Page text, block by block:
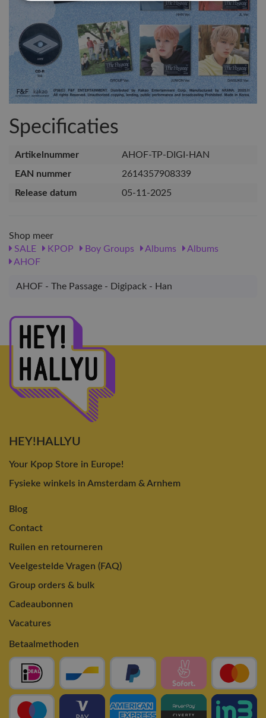
Specificaties
Artikelnummer
AHOF-TP-DIGI-HAN
EAN nummer
2614357908339
Release datum
05-11-2025
Shop meer
SALE
KPOP Boy Groups Albums
Albums
AHOF
AHOF - The Passage - Digipack - Han
HEY!HALLYU
Your Kpop Store in Europe!
Fysieke winkels in Amsterdam & Arnhem
Blog
Contact
Ruilen en retourneren
Veelgestelde Vragen (FAQ)
Group orders & bulk
Cadeaubonnen
Vacatures
Betaalmethoden